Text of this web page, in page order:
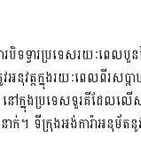
ទទ្វារប្រទេសរយៈពេលបួ
រូវអនុវត្តក្នុងរយៈពេលពីរ
នុងប្រទេសទួរគីដែលលើស
។ ទីក្រុងអង់ការ៉ាអនុម័តនូ